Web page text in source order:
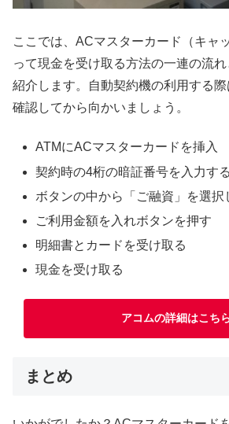
ここでは、ACマスターカード（キャ
って現金を受け取る方法の一連の流
紹介します。自動契約機の利用する
確認してから向かいましょう。
ATMにACマスターカードを挿入
契約時の4桁の暗証番号を入力する
ボタンの中から「ご融資」を選択
ご利用金額を入れボタンを押す
明細書とカードを受け取る
現金を受け取る
アコムの詳細はこち
まとめ